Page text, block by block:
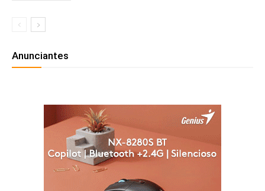
Anunciantes